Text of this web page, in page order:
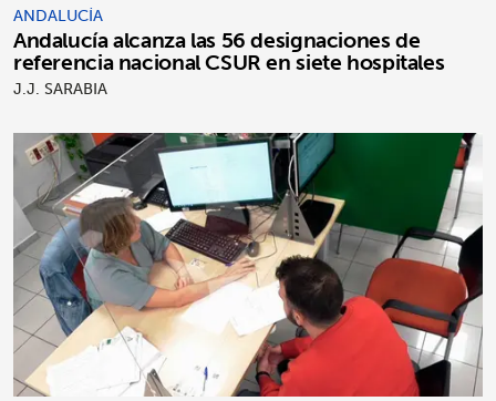
ANDALUCÍA
Andalucía alcanza las 56 designaciones de
referencia nacional CSUR en siete hospitales
J.J. SARABIA